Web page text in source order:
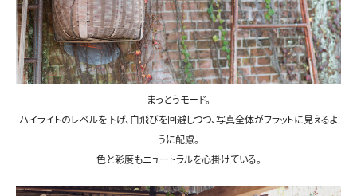
まっとうモード。
ハイライトのレベルを下げ、白飛びを回避しつつ、写真全体がフラットに見えるよ
うに配慮。
色と彩度もニュートラルを心掛けている。